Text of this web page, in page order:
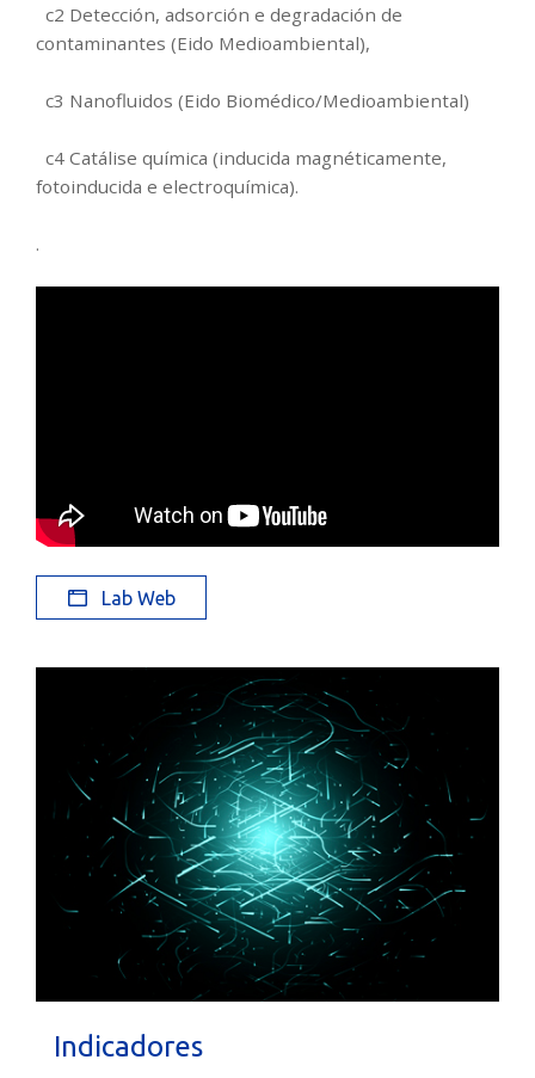
c2 Detección, adsorción e degradación de
contaminantes (Eido Medioambiental),
c3 Nanofluidos (Eido Biomédico/Medioambiental)
c4 Catálise química (inducida magnéticamente,
fotoinducida e electroquímica).
.
Lab Web
Indicadores